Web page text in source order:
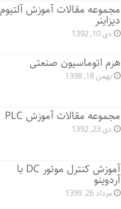
مجموعه مقالات آموزش آلتیوم
دیزاینر
دی 10, 1392
هرم اتوماسیون صنعتی
بهمن 18, 1398
مجموعه مقالات آموزش PLC
دی 23, 1392
آموزش کنترل موتور DC با
آردوینو
مرداد 26, 1399